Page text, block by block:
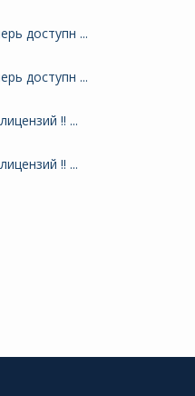
доступн ...
доступн ...
!! ...
!! ...